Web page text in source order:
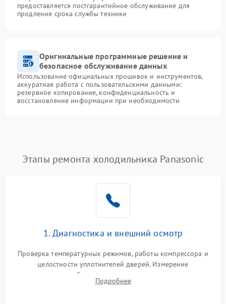
предоставляется постгарантийное обслуживание для
продления срока службы техники
Оригинальные программные решение и
безопасное обслуживание данных
Использование официальных прошивок и инструментов,
аккуратная работа с пользовательскими данными:
резервное копирование, конфиденциальность и
восстановление информации при необходимости
Этапы ремонта холодильника Panasonic
1. Диагностика и внешний осмотр
Проверка температурных режимов, работы компрессора и
целостности уплотнителей дверей. Измерение
сопротивления обмоток мотора, проверка термостата и
считывание кодов ошибок с электронного дисплея.
Подробнее